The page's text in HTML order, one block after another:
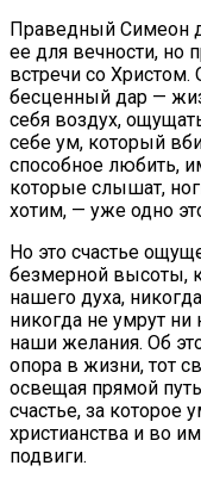
Праведный Симеон
ее для вечности, но
встречи со
бесценный дар —
себя воздух,
себе ум, который
способное любить,
которые слышат,
хотим, — уже одно
Но это счастье
безмерной высоты,
нашего духа,
никогда не умрут
наши желания. Об
опора в жизни, тот
освещая прямой
счастье, за
христианства и во
подвиги.